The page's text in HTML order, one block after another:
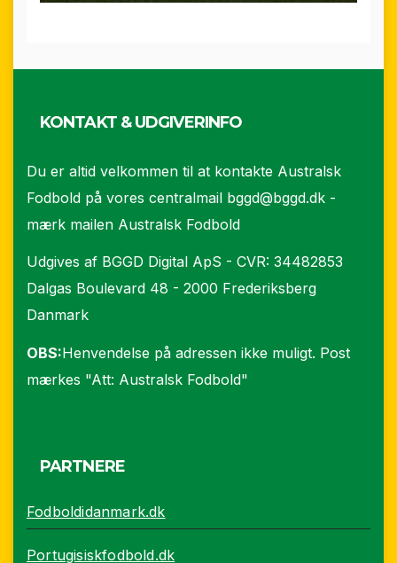
KONTAKT & UDGIVERINFO
Du er altid velkommen til at kontakte Australsk
Fodbold på vores centralmail bggd@bggd.dk -
mærk mailen Australsk Fodbold
Udgives af BGGD Digital ApS - CVR: 34482853
Dalgas Boulevard 48 - 2000 Frederiksberg
Danmark
OBS:Henvendelse på adressen ikke muligt. Post
mærkes "Att: Australsk Fodbold"
PARTNERE
Fodboldidanmark.dk
Portugisiskfodbold.dk